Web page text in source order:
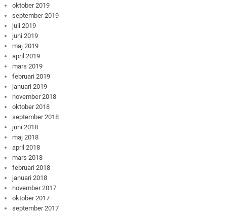
oktober 2019
september 2019
juli 2019
juni 2019
maj 2019
april 2019
mars 2019
februari 2019
januari 2019
november 2018
oktober 2018
september 2018
juni 2018
maj 2018
april 2018
mars 2018
februari 2018
januari 2018
november 2017
oktober 2017
september 2017